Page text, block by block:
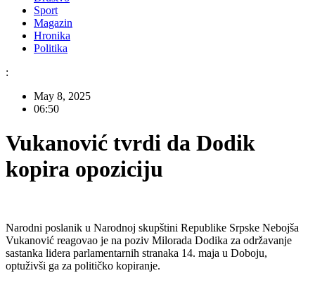
Sport
Magazin
Hronika
Politika
:
May 8, 2025
06:50
Vukanović tvrdi da Dodik
kopira opoziciju
Narodni poslanik u Narodnoj skupštini Republike Srpske Nebojša
Vukanović reagovao je na poziv Milorada Dodika za održavanje
sastanka lidera parlamentarnih stranaka 14. maja u Doboju,
optuživši ga za političko kopiranje.